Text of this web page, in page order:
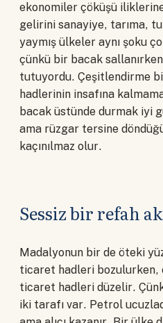
ekonomiler çöküşü
gelirini sanayiye, tarıma,
yaymış ülkeler aynı şoku
çünkü bir bacak
tutuyordu. Çeşitlendirme
hadlerinin insafına
bacak üstünde durmak iyi
ama rüzgar tersine
kaçınılmaz olur.
Sessiz bir refah
Madalyonun bir de öteki
ticaret hadleri bozulurken,
ticaret hadleri düzelir.
iki tarafı var. Petrol